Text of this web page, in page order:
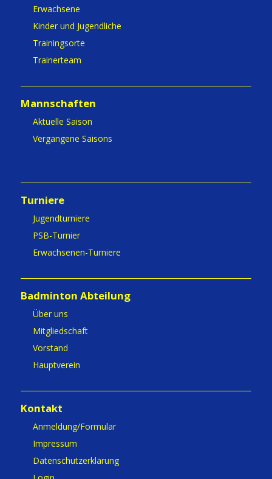
Erwachsene
Kinder und Jugendliche
Trainingsorte
Trainerteam
Mannschaften
Aktuelle Saison
Vergangene Saisons
Turniere
Jugendturniere
PSB-Turnier
Erwachsenen-Turniere
Badminton Abteilung
Über uns
Mitgliedschaft
Vorstand
Hauptverein
Kontakt
Anmeldung/Formular
Impressum
Datenschutzerklärung